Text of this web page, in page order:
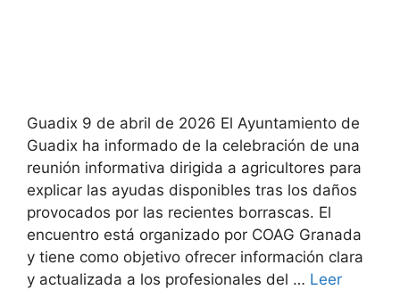
Guadix 9 de abril de 2026 El Ayuntamiento de
Guadix ha informado de la celebración de una
reunión informativa dirigida a agricultores para
explicar las ayudas disponibles tras los daños
provocados por las recientes borrascas. El
encuentro está organizado por COAG Granada
y tiene como objetivo ofrecer información clara
y actualizada a los profesionales del … Leer